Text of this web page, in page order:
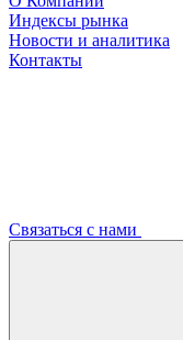
Индексы рынка
Новости и аналитика
Контакты
Связаться с нами